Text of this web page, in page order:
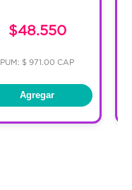
$48.550
PUM: $ 971.00 CAP
Agregar